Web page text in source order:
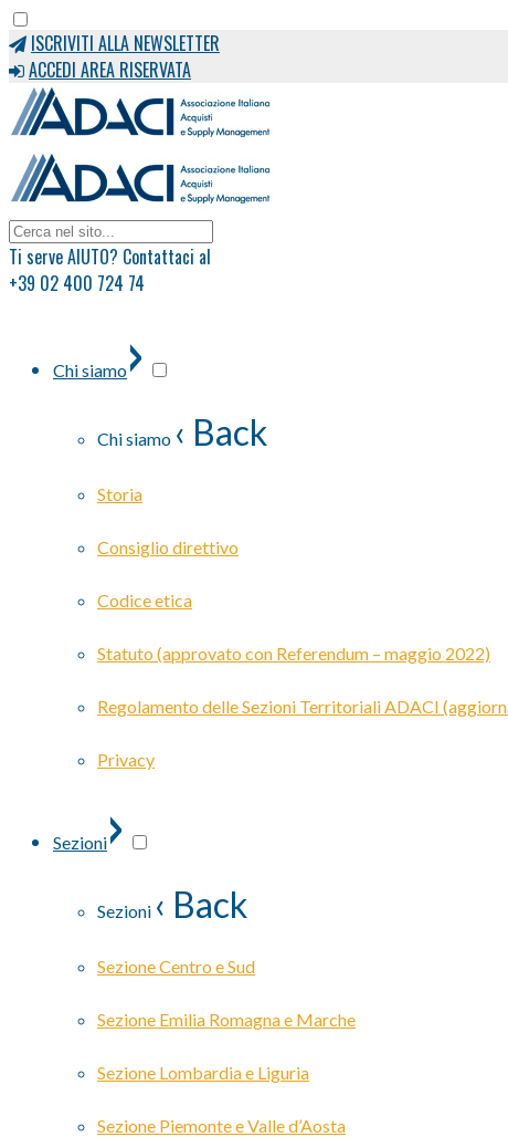
ISCRIVITI ALLA NEWSLETTER
ACCEDI AREA RISERVATA
Ti serve AIUTO? Contattaci al
+39 02 400 724 74
Chi siamo›
Chi siamo ‹ Back
Storia
Consiglio direttivo
Codice etica
Statuto (approvato con Referendum – maggio 2022)
Regolamento delle Sezioni Territoriali ADACI
Privacy
Sezioni›
Sezioni ‹ Back
Sezione Centro e Sud
Sezione Emilia Romagna e Marche
Sezione Lombardia e Liguria
Sezione Piemonte e Valle d’Aosta